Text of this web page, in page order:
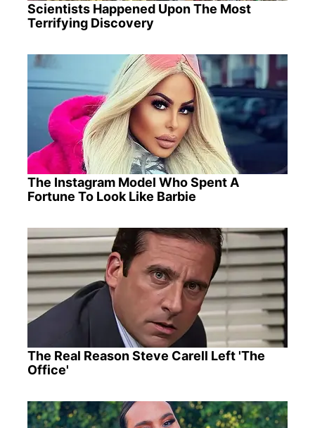
Scientists Happened Upon The Most
Terrifying Discovery
The Instagram Model Who Spent A
Fortune To Look Like Barbie
The Real Reason Steve Carell Left 'The
Office'